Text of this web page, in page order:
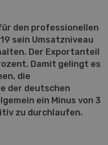
den professionellen
sein Umsatzniveau
Der Exportanteil
Damit gelingt es
die
der deutschen
ein Minus von 3
zu durchlaufen.